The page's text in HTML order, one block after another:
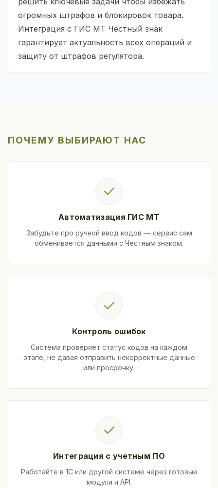
огромных штрафов и блокировок товара.
Интеграция с ГИС МТ Честный знак
гарантирует актуальность всех операций и
защиту от штрафов регулятора.
ПОЧЕМУ ВЫБИРАЮТ НАС
✓
Автоматизация ГИС МТ
Забудьте про ручной ввод кодов — сервис сам
обменивается данными с Честным знаком.
✓
Контроль ошибок
Система проверяет статус кодов на каждом
этапе, не давая отправить некорректные данные
или просрочку.
✓
Интеграция с учетным ПО
Работайте в 1С или другой системе через готовые
модули и API.